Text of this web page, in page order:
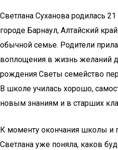
Светлана Суханова родилась
городе Барнаул, Алтайский
обычной семье. Родители
воплощения в жизнь желаний
рождения Светы семейство
В школе училась хорошо,
новым знаниям и в старших
К моменту окончания школы и
Светлана уже поняла, каков